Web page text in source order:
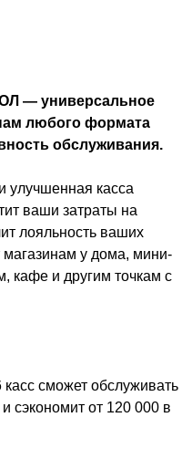
— универсальное
любого формата
обслуживания.
касса
ваши затраты на
лояльность ваших
магазинам у дома, мини-
кафе и другим точкам с
сможет обслуживать
сэкономит от 120 000 в